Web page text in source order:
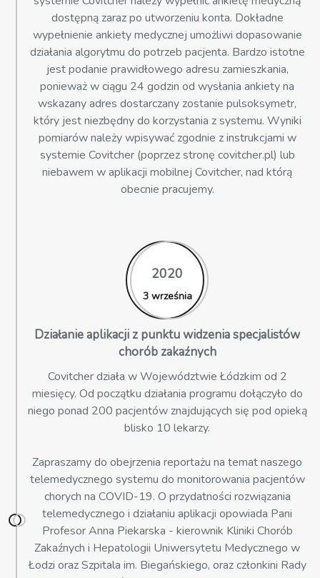
dostępną zaraz po utworzeniu konta. Dokładne
wypełnienie ankiety medycznej umożliwi dopasowanie
działania algorytmu do potrzeb pacjenta. Bardzo istotne
jest podanie prawidłowego adresu zamieszkania,
ponieważ w ciągu 24 godzin od wysłania ankiety na
wskazany adres dostarczany zostanie pulsoksymetr,
który jest niezbędny do korzystania z systemu. Wyniki
pomiarów należy wpisywać zgodnie z instrukcjami w
systemie Covitcher (poprzez stronę covitcher.pl) lub
niebawem w aplikacji mobilnej Covitcher, nad którą
obecnie pracujemy.
2020
3 września
Działanie aplikacji z punktu widzenia specjalistów
chorób zakaźnych
Covitcher działa w Województwie Łódzkim od 2
miesięcy. Od początku działania programu dołączyło do
niego ponad 200 pacjentów znajdujących się pod opieką
blisko 10 lekarzy.
Zapraszamy do obejrzenia reportażu na temat naszego
telemedycznego systemu do monitorowania pacjentów
chorych na COVID-19. O przydatności rozwiązania
telemedycznego i działaniu aplikacji opowiada Pani
Profesor Anna Piekarska - kierownik Kliniki Chorób
Zakaźnych i Hepatologii Uniwersytetu Medycznego w
Łodzi oraz Szpitala im. Biegańskiego, oraz członkini Rady